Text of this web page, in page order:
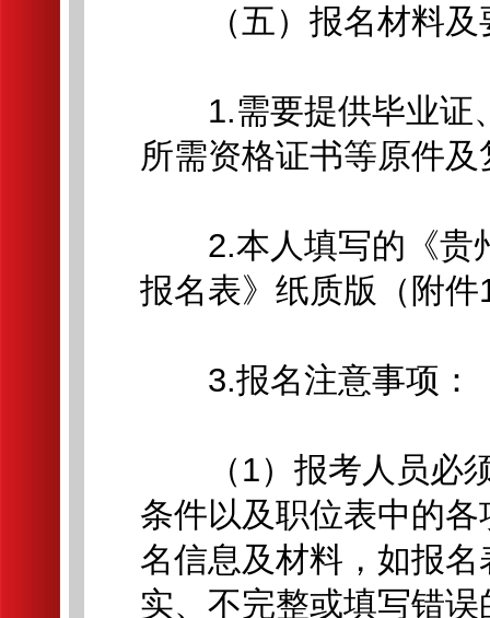
（五）报名材料及
1.需要提供毕业证
所需资格证书等原件
2.本人填写的《贵
报名表》纸质版（附件
3.报名注意事项：
（1）报考人员必须
条件以及职位表中的
名信息及材料，如报
实、不完整或填写错